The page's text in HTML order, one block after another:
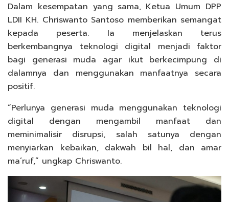
Dalam kesempatan yang sama, Ketua Umum DPP
LDII KH. Chriswanto Santoso memberikan semangat
kepada peserta. Ia menjelaskan terus
berkembangnya teknologi digital menjadi faktor
bagi generasi muda agar ikut berkecimpung di
dalamnya dan menggunakan manfaatnya secara
positif.
“Perlunya generasi muda menggunakan teknologi
digital dengan mengambil manfaat dan
meminimalisir disrupsi, salah satunya dengan
menyiarkan kebaikan, dakwah bil hal, dan amar
ma’ruf,” ungkap Chriswanto.